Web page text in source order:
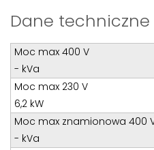
Kom:+48 601 750 464
E-mail:
Tomasz
Dane techniczne
Moc max 400 V
- kVa
Moc max 230 V
6,2 kW
Moc max znamionowa 400
- kVa